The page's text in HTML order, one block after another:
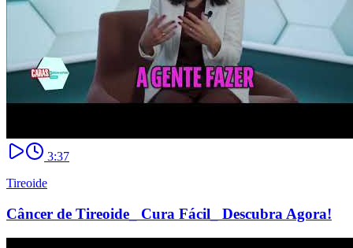
3:37
Tireoide
Câncer de Tireoide_ Cura Fácil_ Descubra Agora!